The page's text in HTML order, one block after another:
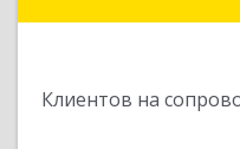
Клиентов на